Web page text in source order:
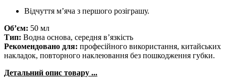
Відчуття м’яча з першого розіграшу.
Обʼєм: 50 мл
Тип: Водна основа, середня в’язкість
Рекомендовано для: професійного використання, китайських
накладок, повторного наклеювання без пошкодження губки.
Детальний опис товару ...